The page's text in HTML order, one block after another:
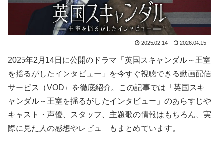
2025.02.14 2026.04.15
2025年2月14日に公開のドラマ「英国スキャンダル～王室
を揺るがしたインタビュー」を今すぐ視聴できる動画配信
サービス（VOD）を徹底紹介。この記事では「英国スキ
ャンダル～王室を揺るがしたインタビュー」のあらすじや
キャスト・声優、スタッフ、主題歌の情報はもちろん、実
際に見た人の感想やレビューもまとめています。